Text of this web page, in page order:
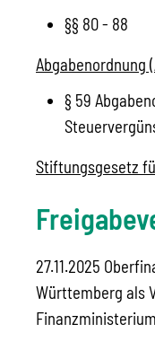
§§ 80 - 88
Abgabenordnung
§ 59
Stiftungsgesetz
27.11.2025
Württemberg als